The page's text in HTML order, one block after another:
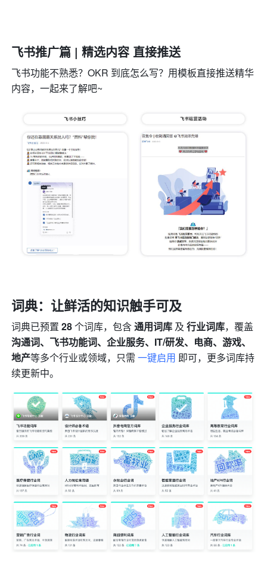
飞书推广篇 | 精选内容 直接推送
飞书功能不熟悉？OKR 到底怎么写？用模板直接推送精华
内容，一起来了解吧~
词典：让鲜活的知识触手可及
词典已预置 28 个词库，包含 通用词库 及 行业词库，覆盖
沟通词、飞书功能词、企业服务、IT/研发、电商、游戏、
地产等多个行业或领域，只需 一键启用 即可，更多词库持
续更新中。